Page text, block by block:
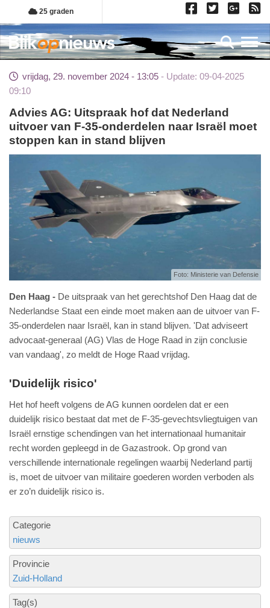
Overslaan
en
naar
de
gaan
25 graden
vrijdag, 29. november 2024 - 13:05
Update: 09-04-2025
09:10
Advies AG: Uitspraak hof dat Nederland
uitvoer van F-35-onderdelen naar Israël moet
stoppen kan in stand blijven
Foto: Ministerie van Defensie
Den Haag
De uitspraak van het gerechtshof Den Haag dat de
Nederlandse Staat een einde moet maken aan de uitvoer van F-
35-onderdelen naar Israël, kan in stand blijven. 'Dat adviseert
advocaat-generaal (AG) Vlas de Hoge Raad in zijn conclusie
van vandaag', zo meldt de Hoge Raad vrijdag.
'Duidelijk risico'
Het hof heeft volgens de AG kunnen oordelen dat er een
duidelijk risico bestaat dat met de F-35-gevechtsvliegtuigen van
Israël ernstige schendingen van het internationaal humanitair
recht worden gepleegd in de Gazastrook. Op grond van
verschillende internationale regelingen waarbij Nederland partij
is, moet de uitvoer van militaire goederen worden verboden als
er zo’n duidelijk risico is.
Categorie
nieuws
Provincie
Zuid-Holland
Tag(s)